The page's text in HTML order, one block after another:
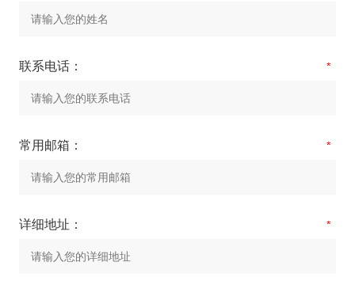
联系电话：
常用邮箱：
详细地址：